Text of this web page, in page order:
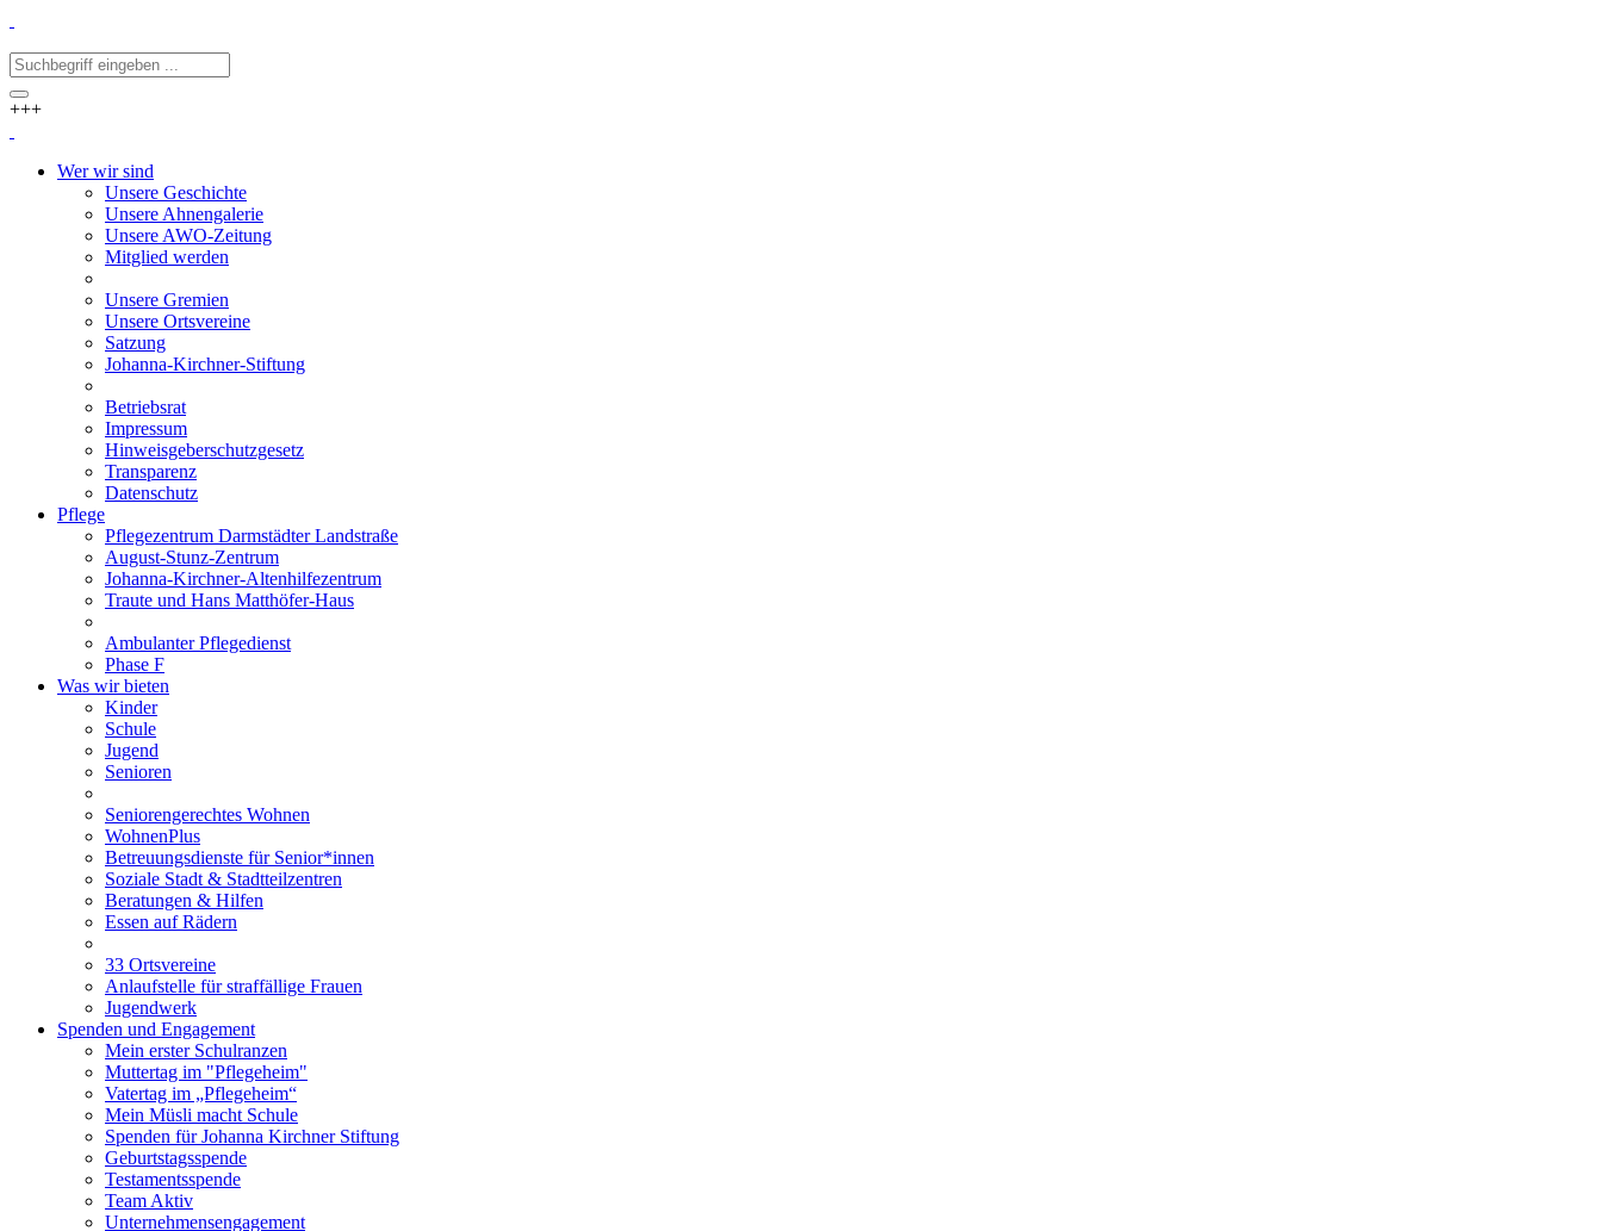
+++
Wer wir sind
Unsere Geschichte
Unsere Ahnengalerie
Unsere AWO-Zeitung
Mitglied werden
Unsere Gremien
Unsere Ortsvereine
Satzung
Johanna-Kirchner-Stiftung
Betriebsrat
Impressum
Hinweisgeberschutzgesetz
Transparenz
Datenschutz
Pflege
Pflegezentrum Darmstädter Landstraße
August-Stunz-Zentrum
Johanna-Kirchner-Altenhilfezentrum
Traute und Hans Matthöfer-Haus
Ambulanter Pflegedienst
Phase F
Was wir bieten
Kinder
Schule
Jugend
Senioren
Seniorengerechtes Wohnen
WohnenPlus
Betreuungsdienste für Senior*innen
Soziale Stadt & Stadtteilzentren
Beratungen & Hilfen
Essen auf Rädern
33 Ortsvereine
Anlaufstelle für straffällige Frauen
Jugendwerk
Spenden und Engagement
Mein erster Schulranzen
Muttertag im "Pflegeheim"
Vatertag im „Pflegeheim“
Mein Müsli macht Schule
Spenden für Johanna Kirchner Stiftung
Geburtstagsspende
Testamentsspende
Team Aktiv
Unternehmensengagement